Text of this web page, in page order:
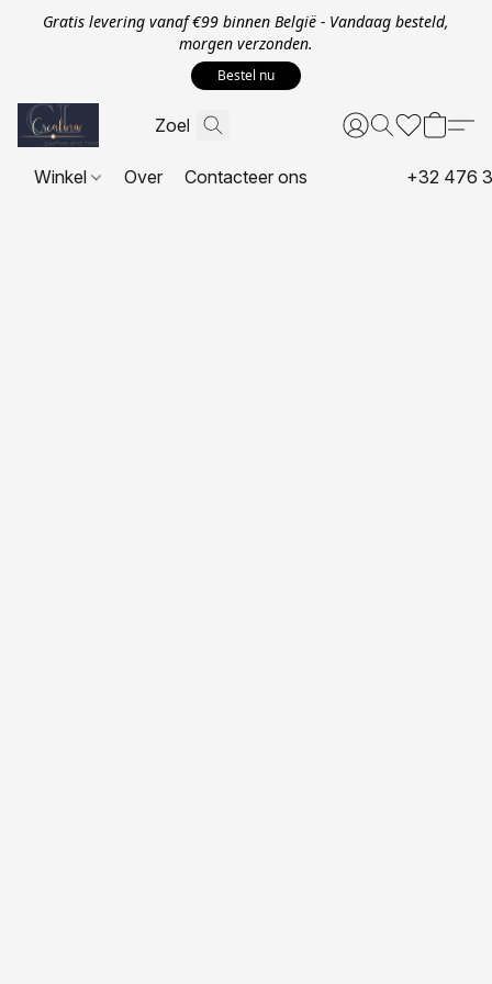
Gratis levering vanaf €99 binnen België - Vandaag besteld,
morgen verzonden.
Bestel nu
Winkel Over Contacteer ons +32 476